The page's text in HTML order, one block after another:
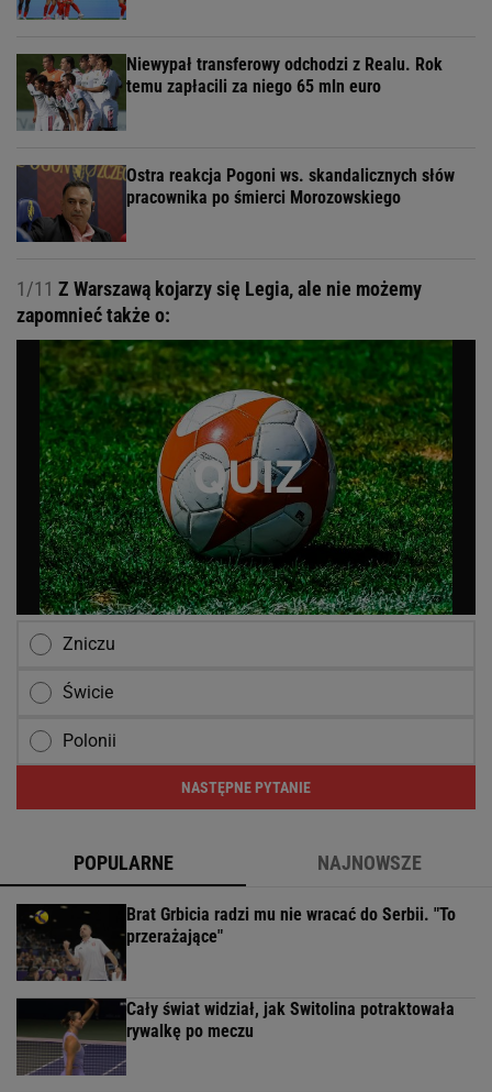
Niewypał transferowy odchodzi z Realu. Rok
temu zapłacili za niego 65 mln euro
Ostra reakcja Pogoni ws. skandalicznych słów
pracownika po śmierci Morozowskiego
1/11 Z Warszawą kojarzy się Legia, ale nie możemy
zapomnieć także o:
Zniczu
Świcie
Polonii
NASTĘPNE PYTANIE
POPULARNE NAJNOWSZE
Brat Grbicia radzi mu nie wracać do Serbii. "To
przerażające"
Cały świat widział, jak Switolina potraktowała
rywalkę po meczu